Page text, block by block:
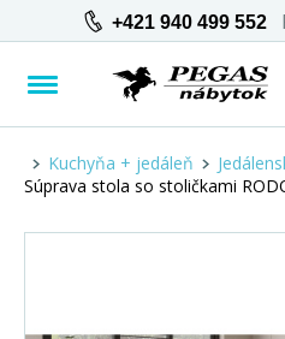
+421 940 499 552
Kuchyňa + jedáleň
Súprava stola so stoličkami